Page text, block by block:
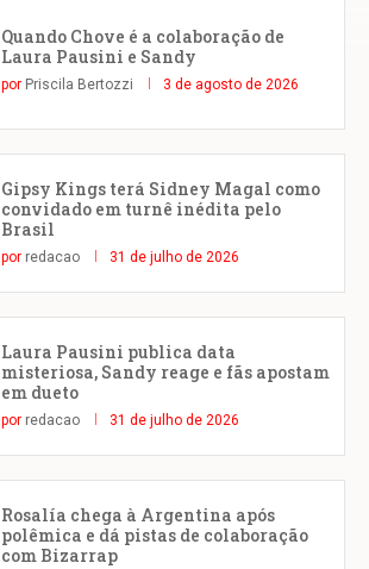
Quando Chove é a colaboração de
Laura Pausini e Sandy
por Priscila Bertozzi 3 de agosto de 2026
Gipsy Kings terá Sidney Magal como
convidado em turnê inédita pelo
Brasil
por redacao 31 de julho de 2026
Laura Pausini publica data
misteriosa, Sandy reage e fãs apostam
em dueto
por redacao 31 de julho de 2026
Rosalía chega à Argentina após
polêmica e dá pistas de colaboração
com Bizarrap